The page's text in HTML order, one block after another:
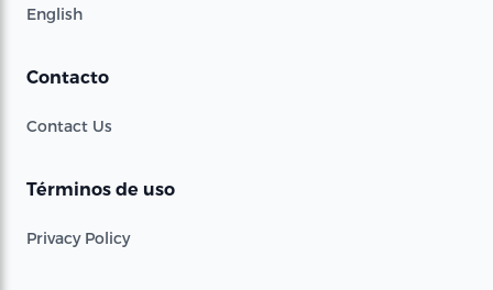
English
Contacto
Contact Us
Términos de uso
Privacy Policy